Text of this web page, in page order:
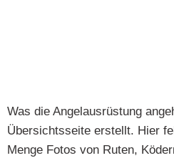
Was die Angelausrüstung
Übersichtsseite erstellt. Hier
Menge Fotos von Ruten,